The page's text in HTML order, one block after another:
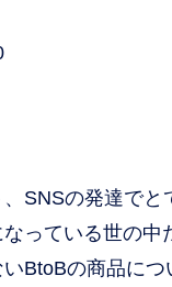
SNSの発達でと
なっている世の中
いBtoBの商品に